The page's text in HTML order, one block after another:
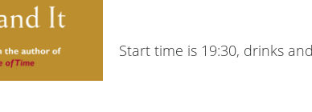
Start time is 19:30, drinks